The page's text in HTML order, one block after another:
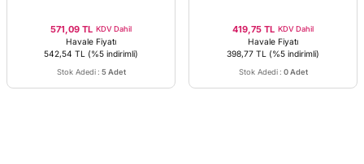
571,09 TL KDV Dahil
Havale Fiyatı
542,54 TL (%5 indirimli)
Stok Adedi : 5 Adet
419,75 TL KDV Dahil
Havale Fiyatı
398,77 TL (%5 indirimli)
Stok Adedi : 0 Adet